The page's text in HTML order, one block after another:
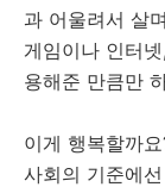
과 어울려서 살
게임이나 인터
용해준 만큼만
이게 행복할까
사회의 기준에